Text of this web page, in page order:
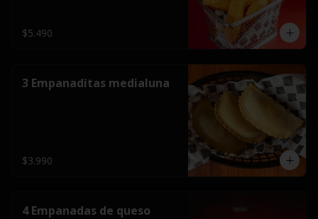
$5.490
3 Empanaditas medialuna
$3.990
4 Empanadas de queso